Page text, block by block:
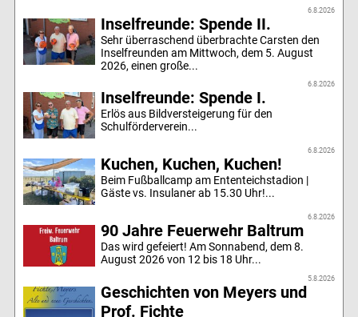
6.8.2026
Inselfreunde: Spende II.
Sehr überraschend überbrachte Carsten den
Inselfreunden am Mittwoch, dem 5. August
2026, einen große...
6.8.2026
Inselfreunde: Spende I.
Erlös aus Bildversteigerung für den
Schulförderverein...
6.8.2026
Kuchen, Kuchen, Kuchen!
Beim Fußballcamp am Ententeichstadion |
Gäste vs. Insulaner ab 15.30 Uhr!...
6.8.2026
90 Jahre Feuerwehr Baltrum
Das wird gefeiert! Am Sonnabend, dem 8.
August 2026 von 12 bis 18 Uhr...
5.8.2026
Geschichten von Meyers und
Prof. Fichte